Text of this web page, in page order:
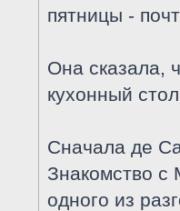
пятницы -
Она сказала,
кухонный
Сначала де
Знакомство с
одного из